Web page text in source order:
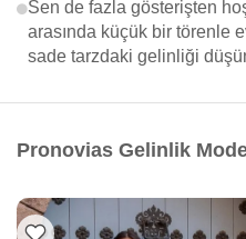
Sen de fazla gösterişten
arasında küçük bir törenle
sade tarzdaki gelinliği
Pronovias Gelinlik